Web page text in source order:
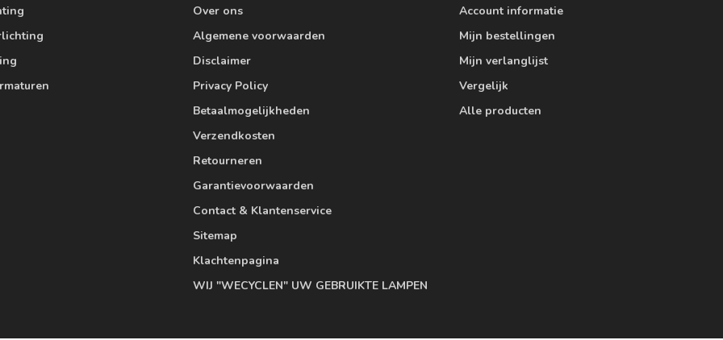
Over ons
Algemene voorwaarden
Disclaimer
Privacy Policy
Betaalmogelijkheden
Verzendkosten
Retourneren
Garantievoorwaarden
Contact & Klantenservice
Sitemap
Klachtenpagina
WIJ "WECYCLEN" UW GEBRUIKTE LAMPEN
Account informatie
Mijn bestellingen
Mijn verlanglijst
Vergelijk
Alle producten